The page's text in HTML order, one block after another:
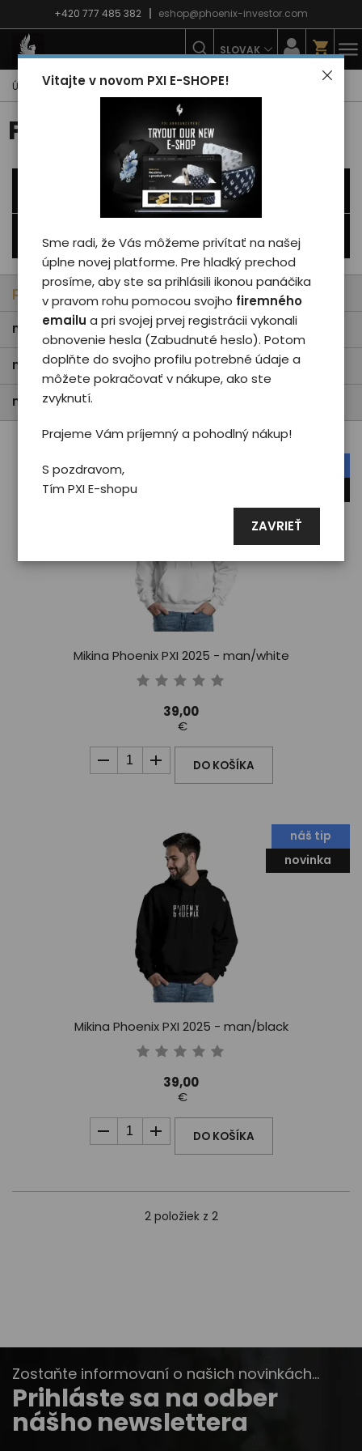
Vitajte v novom PXI E-SHOPE!
Sme radi, že Vás môžeme privítať na našej
úplne novej platforme. Pre hladký prechod
prosíme, aby ste sa prihlásili ikonou panáčika
v pravom rohu pomocou svojho firemného
emailu a pri svojej prvej registrácii vykonali
obnovenie hesla (Zabudnuté heslo). Potom
doplňte do svojho profilu potrebné údaje a
môžete pokračovať v nákupe, ako ste
zvyknutí.
Prajeme Vám príjemný a pohodlný nákup!
S pozdravom,
Tím PXI E-shopu
ZAVRIEŤ
+420 777 485 382 eshop@phoenix-investor.com
SLOVAK
Úvodná strana E-shop Móda Mikiny Pánské mikiny
Pánské mikiny
predvolené
najlacnejšie
najpredávanejšie
najdrahšie
Mikina Phoenix PXI 2025 - man/white
39,00
€
DO KOŠÍKA
náš tip
novinka
Mikina Phoenix PXI 2025 - man/black
39,00
€
DO KOŠÍKA
2položiek z 2
Filtrácia
Zostaňte informovaní o našich novinkách...
Prihláste sa na odber
nášho newslettera